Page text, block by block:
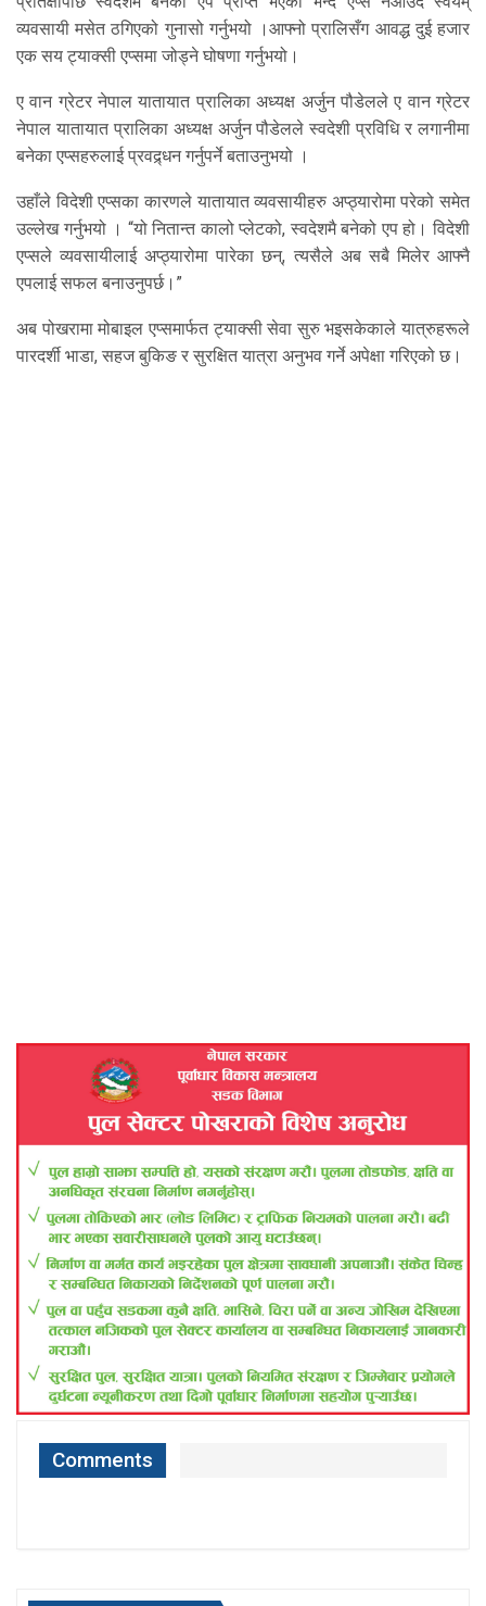
व्यवसायी मसेत ठगिएको गुनासो गर्नुभयो ।आफ्नो प्रालिसँग आवद्ध दुई हजार
एक सय ट्याक्सी एप्समा जोड्ने घोषणा गर्नुभयो।
ए वान ग्रेटर नेपाल यातायात प्रालिका अध्यक्ष अर्जुन पौडेलले ए वान ग्रेटर
नेपाल यातायात प्रालिका अध्यक्ष अर्जुन पौडेलले स्वदेशी प्रविधि र लगानीमा
बनेका एप्सहरुलाई प्रवद्र्धन गर्नुपर्ने बताउनुभयो ।
उहाँले विदेशी एप्सका कारणले यातायात व्यवसायीहरु अप्ठ्यारोमा परेको समेत
उल्लेख गर्नुभयो । “यो नितान्त कालो प्लेटको, स्वदेशमै बनेको एप हो। विदेशी
एप्सले व्यवसायीलाई अप्ठ्यारोमा पारेका छन्, त्यसैले अब सबै मिलेर आफ्नै
एपलाई सफल बनाउनुपर्छ।”
अब पोखरामा मोबाइल एप्समार्फत ट्याक्सी सेवा सुरु भइसकेकाले यात्रुहरूले
पारदर्शी भाडा, सहज बुकिङ र सुरक्षित यात्रा अनुभव गर्ने अपेक्षा गरिएको छ।
Comments